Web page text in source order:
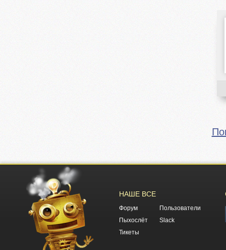
НАШЕ ВСЕ
Форум
Пользователи
Пыхослёт
Slack
Тикеты